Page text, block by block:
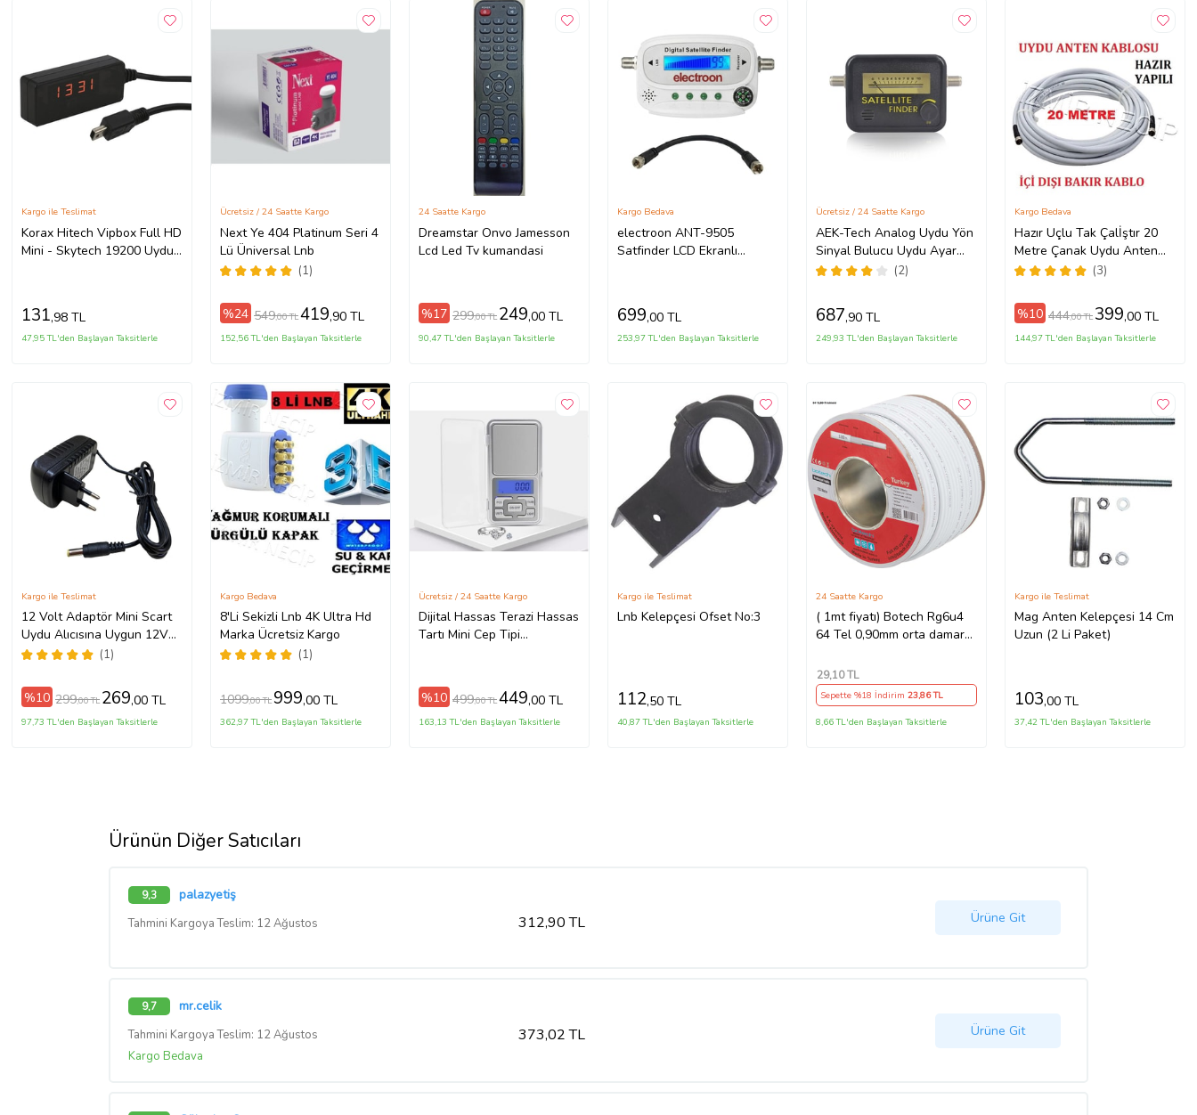
Korax Hitech Vipbox Full HD
Mini - Skytech 19200 Uydu
Kargo ile Teslimat
131,98 TL
47,95 TL'den Başlayan Taksitlerle
Next Ye 404 Platinum Seri 4
Lü Üniversal Lnb
(1)
Ücretsiz / 24 Saatte Kargo
%24 549,00 TL419,90 TL
152,56 TL'den Başlayan Taksitlerle
Dreamstar Onvo Jamesson
Lcd Led Tv kumandasi
24 Saatte Kargo
%17 299,00 TL 249,00 TL
90,47 TL'den Başlayan Taksitlerle
electroon ANT-9505
Satfinder LCD Ekranlı
Kargo Bedava
699,00 TL
253,97 TL'den Başlayan Taksitlerle
AEK-Tech Analog Uydu Yön
Sinyal Bulucu Uydu Ayar
Cihazı
(2)
Ücretsiz / 24 Saatte Kargo
687,90 TL
249,93 TL'den Başlayan Taksitlerle
Hazır Uçlu Tak Çalİştır 20
Metre Çanak Uydu Anten
Kablosu
(3)
Kargo Bedava
%10 444,00 TL 399,00 TL
144,97 TL'den Başlayan Taksitlerle
12 Volt Adaptör Mini Scart
Uydu Alıcısına Uygun 12V
2A
(1)
Kargo ile Teslimat
%10 299,00 TL 269,00 TL
97,73 TL'den Başlayan Taksitlerle
8'Li Sekizli Lnb 4K Ultra Hd
Marka Ücretsiz Kargo
(1)
Kargo Bedava
1099,00 TL 999,00 TL
362,97 TL'den Başlayan Taksitlerle
Dijital Hassas Terazi Hassas
Tartı Mini Cep Tipi
Ücretsiz / 24 Saatte Kargo
%10 499,00 TL449,00 TL
163,13 TL'den Başlayan Taksitlerle
Lnb Kelepçesi Ofset No:3
Kargo ile Teslimat
112,50 TL
40,87 TL'den Başlayan Taksitlerle
( 1mt fiyatı) Botech Rg6u4
64 Tel 0,90mm orta damar
24 Saatte Kargo
29,10 TL
Sepette %18 İndirim23,86 TL
8,66 TL'den Başlayan Taksitlerle
Mag Anten Kelepçesi 14 Cm
Uzun (2 Li Paket)
Kargo ile Teslimat
103,00 TL
37,42 TL'den Başlayan Taksitlerle
Ürünün Diğer Satıcıları
9,3 palazyetiş
Tahmini Kargoya Teslim: 12 Ağustos 312,90 TL Ürüne Git
9,7 mr.celik
Tahmini Kargoya Teslim: 12 Ağustos
Kargo Bedava
373,02 TL Ürüne Git